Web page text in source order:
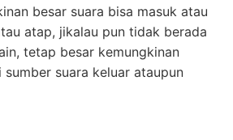
besar suara bisa masuk atau
atap, jikalau pun tidak berada
tetap besar kemungkinan
suara keluar ataupun